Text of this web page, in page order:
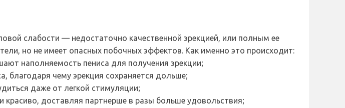
слабости — недостаточно качественной эрекцией, или полным ее
но не имеет опасных побочных эффектов. Как именно это происходит:
наполняемость пениса для получения эрекции;
благодаря чему эрекция сохраняется дольше;
даже от легкой стимуляции;
доставляя партнерше в разы больше удовольствия;